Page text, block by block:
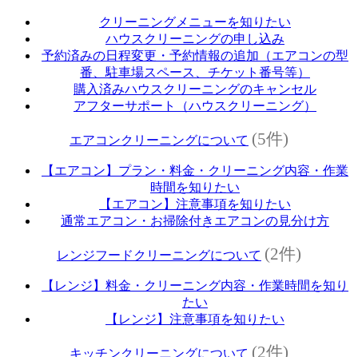
クリーニングメニューを知りたい
ハウスクリーニングの申し込み
予約済みの日程変更・予約情報の追加（エアコンの型
番、駐車場スペース、チケット番号等）
購入済みハウスクリーニングのキャンセル
アフターサポート（ハウスクリーニング）
エアコンクリーニングについて (5件)
【エアコン】プラン・料金・クリーニング内容・作業
時間を知りたい
【エアコン】注意事項を知りたい
通常エアコン・お掃除付きエアコンの見分け方
レンジフードクリーニングについて (2件)
【レンジ】料金・クリーニング内容・作業時間を知り
たい
【レンジ】注意事項を知りたい
キッチンクリーニングについて (2件)